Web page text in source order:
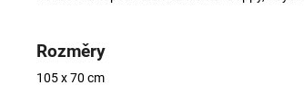
Rozměry
105 x 70 cm